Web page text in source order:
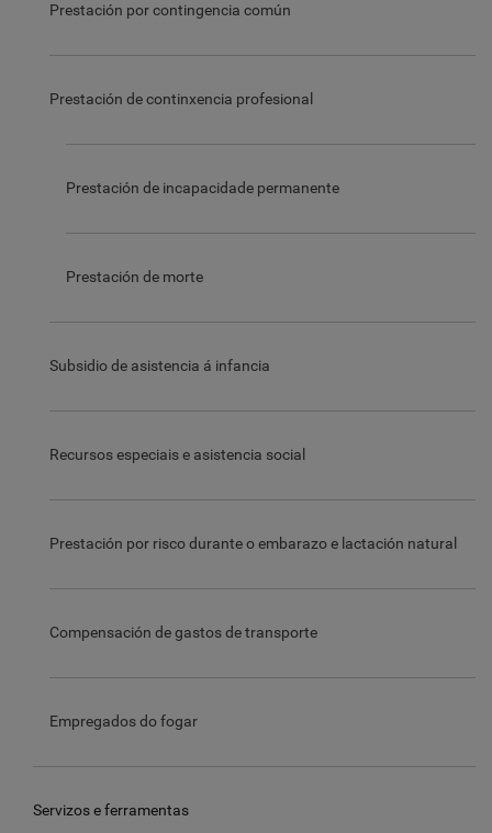
Prestación por contingencia común
Prestación de continxencia profesional
Prestación de incapacidade permanente
Prestación de morte
Subsidio de asistencia á infancia
Recursos especiais e asistencia social
Prestación por risco durante o embarazo e lactación natural
Compensación de gastos de transporte
Empregados do fogar
Servizos e ferramentas